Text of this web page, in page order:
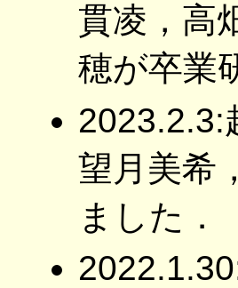
貫凌，高
穂が卒業
2023.2.3:
望月美希
ました．